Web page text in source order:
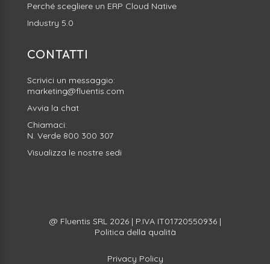
Perché scegliere un ERP Cloud Native
Industry 5.0
CONTATTI
Scrivici un messaggio:
marketing@fluentis.com
Avvia la chat
Chiamaci:
N. Verde 800 300 307
Visualizza le nostre sedi
@ Fluentis SRL 2026 | P.IVA IT01720550936 |
Politica della qualità
Privacy Policy